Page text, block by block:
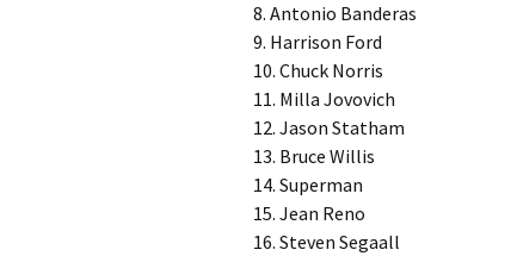
8. Antonio Banderas
9. Harrison Ford
10. Chuck Norris
11. Milla Jovovich
12. Jason Statham
13. Bruce Willis
14. Superman
15. Jean Reno
16. Steven Segaall